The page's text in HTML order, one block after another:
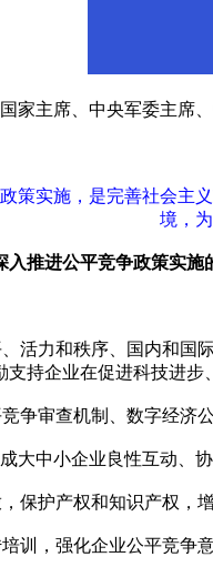
家主席、中央军委主席
策实施，是完善社会主
境，
推进公平竞争政策实施
活力和秩序、国内和国
支持企业在促进科技进步
争审查机制、数字经济
大中小企业良性互动、协
保护产权和知识产权，
训，强化企业公平竞争